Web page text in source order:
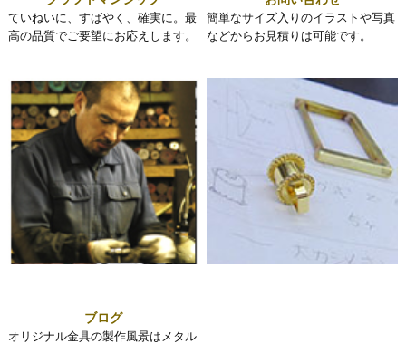
ていねいに、すばやく、確実に。最
高の品質でご要望にお応えします。
簡単なサイズ入りのイラストや写真
などからお見積りは可能です。
ブログ
オリジナル金具の製作風景はメタル